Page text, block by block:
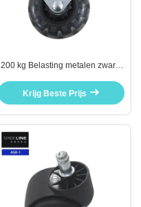
200 kg Belasting metalen zwarte
medische universele wiel
Krijg Beste Prijs